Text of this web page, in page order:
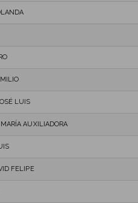
LUIS
AUXILIADORA
FELIPE